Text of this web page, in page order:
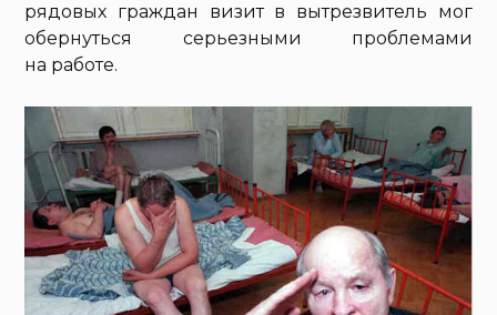
рядовых граждан визит в вытрезвитель мог
обернуться серьезными проблемами
на работе.